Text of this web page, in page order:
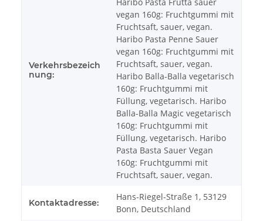
Verkehrsbezeich
nung:
vegan 160g: Fruchtgummi mit
Fruchtsaft, sauer, vegan.
Haribo Pasta Penne Sauer
vegan 160g: Fruchtgummi mit
Fruchtsaft, sauer, vegan.
Haribo Balla-Balla vegetarisch
160g: Fruchtgummi mit
Füllung, vegetarisch. Haribo
Balla-Balla Magic vegetarisch
160g: Fruchtgummi mit
Füllung, vegetarisch. Haribo
Pasta Basta Sauer Vegan
160g: Fruchtgummi mit
Fruchtsaft, sauer, vegan.
Kontaktadresse:
Hans-Riegel-Straße 1, 53129
Bonn, Deutschland